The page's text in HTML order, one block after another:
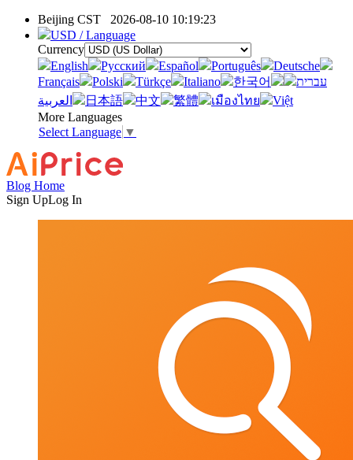
Beijing CST 2026-08-10 10:19:23
USD / Language
Currency
English
Pусский Español Português
Deutsche
Français
Polski Türkçe Italiano 한국어
עברית
العربية
日本語 中文 繁體 เมืองไทย
Việt
More Languages
Select Language ▼
Blog Home
Sign UpLog In